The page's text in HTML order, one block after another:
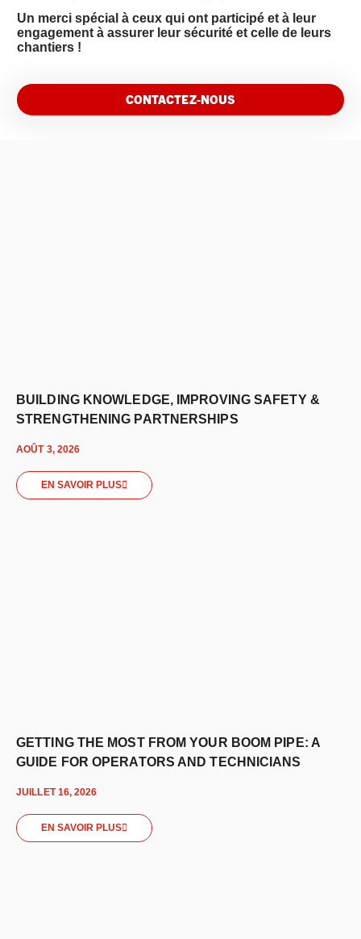
Un merci spécial à ceux qui ont participé et à leur
engagement à assurer leur sécurité et celle de leurs
chantiers !
CONTACTEZ-NOUS
BUILDING KNOWLEDGE, IMPROVING SAFETY &
STRENGTHENING PARTNERSHIPS
AOÛT 3, 2026
EN SAVOIR PLUS
GETTING THE MOST FROM YOUR BOOM PIPE: A
GUIDE FOR OPERATORS AND TECHNICIANS
JUILLET 16, 2026
EN SAVOIR PLUS